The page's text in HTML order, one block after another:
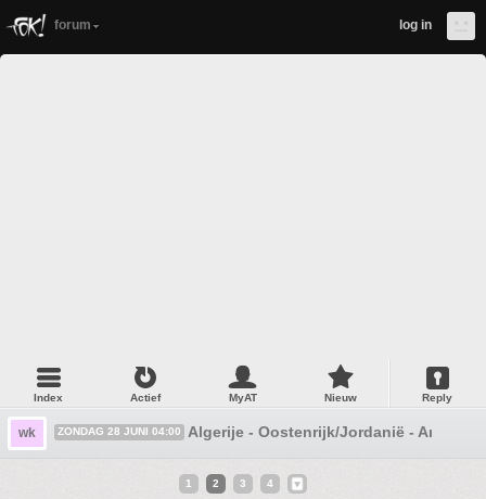
forum log in
Index Actief MyAT Nieuw Reply
wk ZONDAG 28 JUNI 04:00 Algerije - Oostenrijk/Jordanië -
1 2 3 4